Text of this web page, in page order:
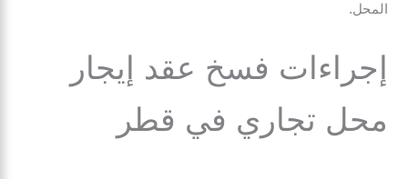
المحل.
إجراءات فسخ عقد إيجار
محل تجاري في قطر